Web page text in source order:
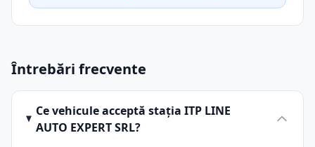
Întrebări frecvente
Ce vehicule acceptă stația ITP LINE
AUTO EXPERT SRL?